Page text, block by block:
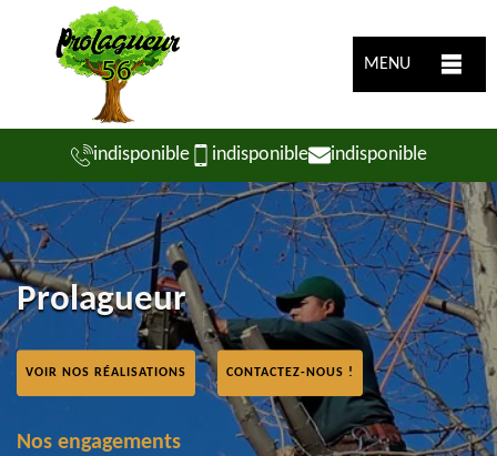
MENU
indisponible indisponible indisponible
Prolagueur
VOIR NOS RÉALISATIONS CONTACTEZ-NOUS !
Nos engagements